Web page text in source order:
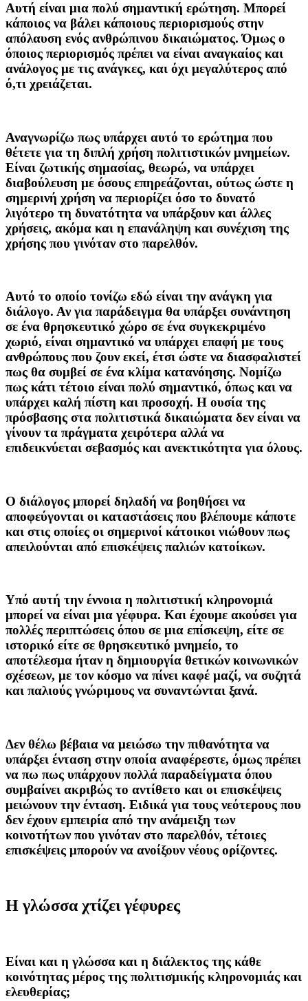
Αυτή είναι μια πολύ σημαντική ερώτηση. Μπορεί
κάποιος να βάλει κάποιους περιορισμούς στην
απόλαυση ενός ανθρώπινου δικαιώματος. Όμως ο
όποιος περιορισμός πρέπει να είναι αναγκαίος και
ανάλογος με τις ανάγκες, και όχι μεγαλύτερος από
ό,τι χρειάζεται.
Αναγνωρίζω πως υπάρχει αυτό το ερώτημα που
θέτετε για τη διπλή χρήση πολιτιστικών μνημείων.
Είναι ζωτικής σημασίας, θεωρώ, να υπάρχει
διαβούλευση με όσους επηρεάζονται, ούτως ώστε η
σημερινή χρήση να περιορίζει όσο το δυνατό
λιγότερο τη δυνατότητα να υπάρξουν και άλλες
χρήσεις, ακόμα και η επανάληψη και συνέχιση της
χρήσης που γινόταν στο παρελθόν.
Αυτό το οποίο τονίζω εδώ είναι την ανάγκη για
διάλογο. Αν για παράδειγμα θα υπάρξει συνάντηση
σε ένα θρησκευτικό χώρο σε ένα συγκεκριμένο
χωριό, είναι σημαντικό να υπάρχει επαφή με τους
ανθρώπους που ζουν εκεί, έτσι ώστε να διασφαλιστεί
πως θα συμβεί σε ένα κλίμα κατανόησης. Νομίζω
πως κάτι τέτοιο είναι πολύ σημαντικό, όπως και να
υπάρχει καλή πίστη και προσοχή. Η ουσία της
πρόσβασης στα πολιτιστικά δικαιώματα δεν είναι να
γίνουν τα πράγματα χειρότερα αλλά να
επιδεικνύεται σεβασμός και ανεκτικότητα για όλους.
Ο διάλογος μπορεί δηλαδή να βοηθήσει να
αποφεύγονται οι καταστάσεις που βλέπουμε κάποτε
και στις οποίες οι σημερινοί κάτοικοι νιώθουν πως
απειλούνται από επισκέψεις παλιών κατοίκων.
Υπό αυτή την έννοια η πολιτιστική κληρονομιά
μπορεί να είναι μια γέφυρα. Και έχουμε ακούσει για
πολλές περιπτώσεις όπου σε μια επίσκεψη, είτε σε
ιστορικό είτε σε θρησκευτικό μνημείο, το
αποτέλεσμα ήταν η δημιουργία θετικών κοινωνικών
σχέσεων, με τον κόσμο να πίνει καφέ μαζί, να συζητά
και παλιούς γνώριμους να συναντώνται ξανά.
Δεν θέλω βέβαια να μειώσω την πιθανότητα να
υπάρξει ένταση στην οποία αναφέρεστε, όμως πρέπει
να πω πως υπάρχουν πολλά παραδείγματα όπου
συμβαίνει ακριβώς το αντίθετο και οι επισκέψεις
μειώνουν την ένταση. Ειδικά για τους νεότερους που
δεν έχουν εμπειρία από την ανάμειξη των
κοινοτήτων που γινόταν στο παρελθόν, τέτοιες
επισκέψεις μπορούν να ανοίξουν νέους ορίζοντες.
Η γλώσσα χτίζει γέφυρες
Είναι και η γλώσσα και η διάλεκτος της κάθε
κοινότητας μέρος της πολιτισμικής κληρονομιάς και
ελευθερίας;